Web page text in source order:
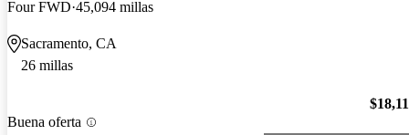
Four FWD 45,094 millas
Sacramento, CA
26 millas
Buena oferta